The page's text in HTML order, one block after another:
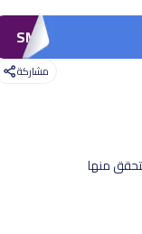
SMP101
مشاركة
منها